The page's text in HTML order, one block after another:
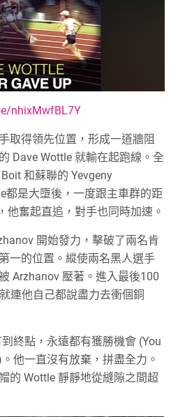
nhixMwfBL7Y
取得領先位置，形成一道牆阻
Dave Wottle 就輸在起跑線。全
和蘇聯的 Yevgeny
都是大墮後，一度跟主車群的距
他奮起直追，對手也同時加速。
開始發力，擊破了兩名肯
一的位置。縱使兩名黑人選手
Arzhanov 壓著。進入最後100
連他自己都說盡力去衝個銅
終點，永遠都有獲勝機會 (You
他一直沒有放棄，拼盡全力。
的 Wottle 靜靜地從縫隙之間超